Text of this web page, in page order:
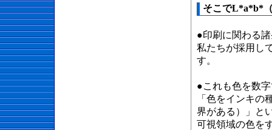
そこでL*a*b*
●印刷に関わる
私たちが採用し
す。
●これも色を数
「色をインキの
界がある）」と
可視領域の色を